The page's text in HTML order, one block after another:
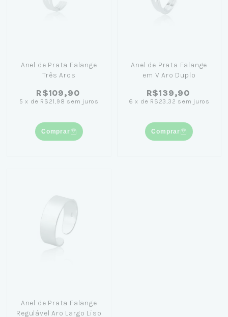
Anel de Prata Falange
Três Aros
R$109,90
5 x de R$21,98 sem juros
Comprar
Anel de Prata Falange
em V Aro Duplo
R$139,90
6 x de R$23,32 sem juros
Comprar
Anel de Prata Falange
Regulável Aro Largo Liso